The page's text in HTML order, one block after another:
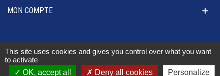
MON COMPTE
© 2026 Pépinières Paul Croix. Tous droits réservés I
Mentions légalesI Conditions Générales de Vente (CGV)
This site uses cookies and gives you control over what you want
to activate
OK, accept all
Deny all cookies Personalize